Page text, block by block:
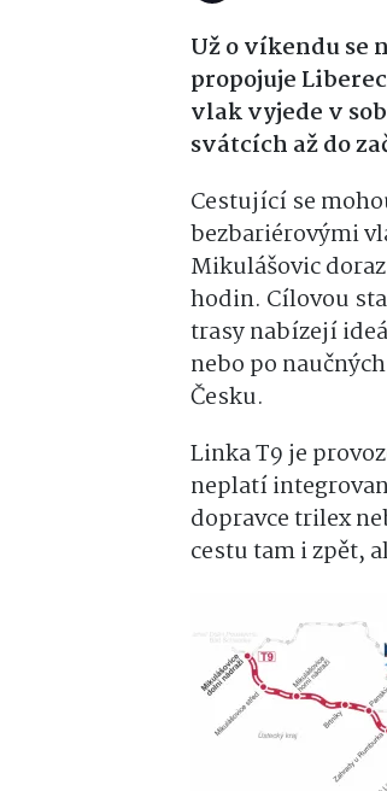
Už o víkendu
propojuje Liberec
vlak vyjede v
svátcích až do
Cestující se
bezbariérovými
Mikulášovic
hodin. Cílovou
trasy nabízejí
nebo po
Česku.
Linka T9 je
neplatí
dopravce trilex
cestu tam i zpět,